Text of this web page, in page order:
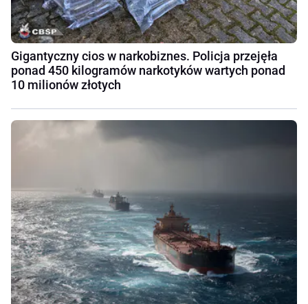
Gigantyczny cios w narkobiznes. Policja przejęła
ponad 450 kilogramów narkotyków wartych ponad
10 milionów złotych